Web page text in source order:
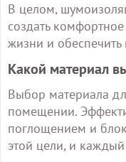
В целом,
создать
жизни и
Какой материал
Выбор материала
помещении.
поглощением и
этой цели, и